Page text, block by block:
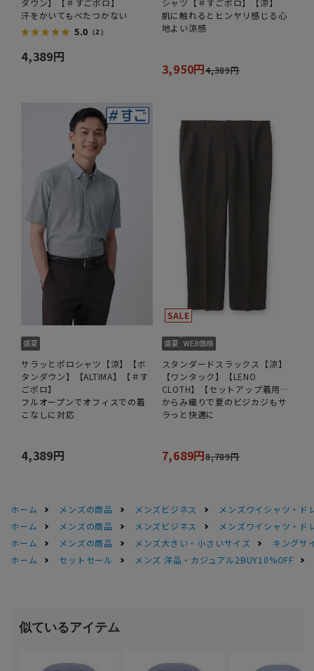
汗をかいてもべたつかない
5.0 （2）
4,389円
肌に触れるとヒンヤリ感じる心
地よい涼感
3,950円4,389円
サラッとポロシャツ【涼】【ボ
タンダウン】【ALTIMA】【＃す
ごポロ】
フルオープンでオフィスでの着
こなしに対応
4,389円
スタンダードスラックス【涼】
【ワンタック】【LENO
CLOTH】【セットアップ着用
可】【裾上げ済み】
からみ織りで夏のビジカジもサ
ラっと快適に
7,689円8,789円
ホーム メンズの商品 メンズビジネス
メンズワイシャツ・ド
ホーム
メンズの商品 メンズビジネス
メンズワイシャツ・ド
ホーム
メンズの商品 メンズ大きい・小さいサイズ
キングサ
ホーム
セットセール メンズ 洋品・カジュアル2BUY10%OFF